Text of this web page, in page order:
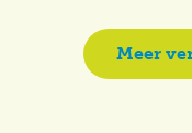
Meer